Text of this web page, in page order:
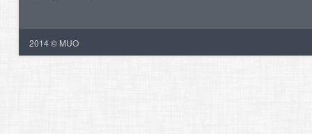
2014 © MUO